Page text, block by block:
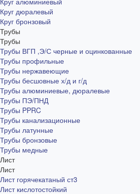
Круг дюралевый
Круг бронзовый
Трубы
Трубы
Трубы ВГП ,Э/С черные и оцинкованные
Трубы профильные
Трубы нержавеющие
Трубы бесшовные х/д и г/д
Трубы алюминиевые, дюралевые
Трубы ПЭ/ПНД
Трубы PPRC
Трубы канализационные
Трубы латунные
Трубы бронзовые
Трубы медные
Лист
Лист
Лист горячекатаный ст3
Лист кислотостойкий